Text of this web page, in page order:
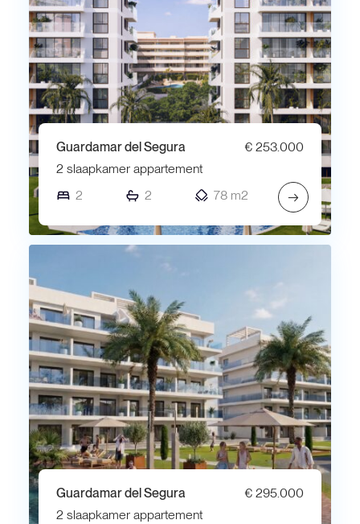
Guardamar del Segura
€ 253.000
2 slaapkamer appartement
2
2 78 m2 →
Guardamar del Segura
€ 295.000
2 slaapkamer appartement